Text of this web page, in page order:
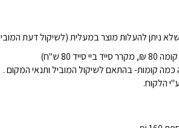
קומות- בהתאם לשיקול המוביל ותנאי המקום .
הלקוח.